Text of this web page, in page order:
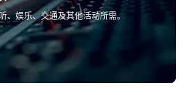
、娱乐、交通及其他活动所需。